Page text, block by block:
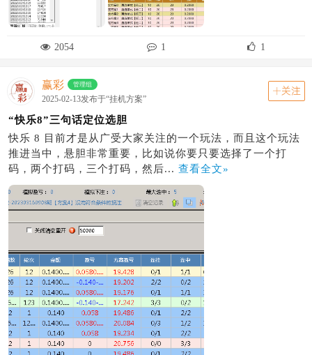
2054 1 1
赢彩 管理组
2025-02-13发布于“挂机方案”
关注
“快乐8”三句话定位选胆
快乐 8 目前才是从广受大家关注的一个玩法，而且这个玩法
推进当中，悬胆非常重要，比如说你要只要选择了一个打
码，两个打码，三个打码，然后... 查看全文»